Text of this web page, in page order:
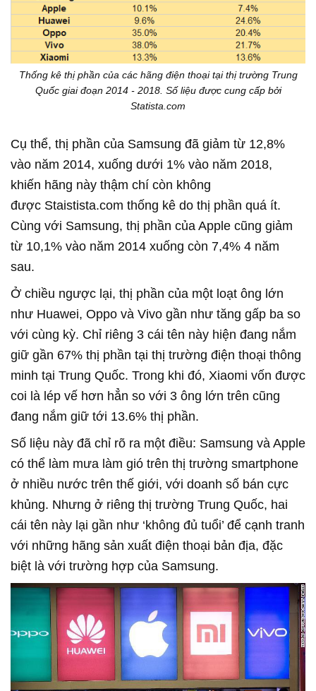
Thống kê thị phần của các hãng điện thoại tại thị trường Trung
Quốc giai đoạn 2014 - 2018. Số liệu được cung cấp bởi
Statista.com
Cụ thể, thị phần của Samsung đã giảm từ 12,8%
vào năm 2014, xuống dưới 1% vào năm 2018,
khiến hãng này thậm chí còn không
được Staistista.com thống kê do thị phần quá ít.
Cùng với Samsung, thị phần của Apple cũng giảm
từ 10,1% vào năm 2014 xuống còn 7,4% 4 năm
sau.
Ở chiều ngược lại, thị phần của một loạt ông lớn
như Huawei, Oppo và Vivo gần như tăng gấp ba so
với cùng kỳ. Chỉ riêng 3 cái tên này hiện đang nắm
giữ gần 67% thị phần tại thị trường điện thoại thông
minh tại Trung Quốc. Trong khi đó, Xiaomi vốn được
coi là lép vế hơn hẳn so với 3 ông lớn trên cũng
đang nắm giữ tới 13.6% thị phần.
Số liệu này đã chỉ rõ ra một điều: Samsung và Apple
có thể làm mưa làm gió trên thị trường smartphone
ở nhiều nước trên thế giới, với doanh số bán cực
khủng. Nhưng ở riêng thị trường Trung Quốc, hai
cái tên này lại gần như ‘không đủ tuổi’ để cạnh tranh
với những hãng sản xuất điện thoại bản địa, đặc
biệt là với trường hợp của Samsung.